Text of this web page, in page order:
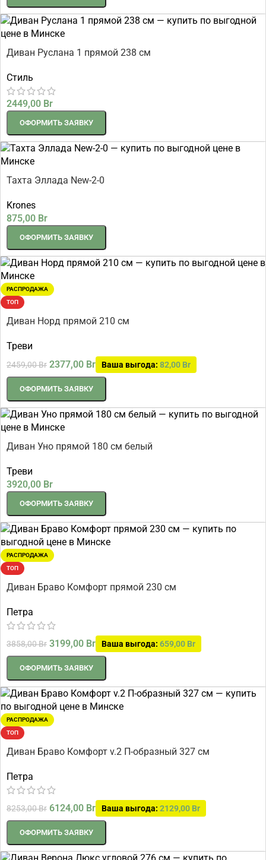
Диван Руслана 1 прямой 238 см
Стиль
2449,00 Br
ОФОРМИТЬ ЗАЯВКУ
Тахта Эллада New-2-0
Krones
875,00 Br
ОФОРМИТЬ ЗАЯВКУ
РАСПРОДАЖА
ТОП
Диван Норд прямой 210 см
Треви
2459,00Br 2377,00 Br Ваша выгода: 82,00 Br
ОФОРМИТЬ ЗАЯВКУ
Диван Уно прямой 180 см белый
Треви
3920,00 Br
ОФОРМИТЬ ЗАЯВКУ
РАСПРОДАЖА
ТОП
Диван Браво Комфорт прямой 230 см
Петра
3858,00Br 3199,00 Br Ваша выгода: 659,00 Br
ОФОРМИТЬ ЗАЯВКУ
РАСПРОДАЖА
ТОП
Диван Браво Комфорт v.2 П-образный 327 см
Петра
8253,00Br 6124,00 Br Ваша выгода: 2129,00 Br
ОФОРМИТЬ ЗАЯВКУ